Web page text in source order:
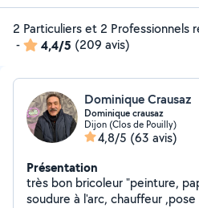
2 Particuliers et 2 Professionnels
-
4,4/5 (209 avis)
Dominique Crausaz
Dominique crausaz
Dijon (Clos de Pouilly)
4,8/5 (63 avis)
Présentation
très bon bricoleur "peinture,
soudure à l'arc, chauffeur